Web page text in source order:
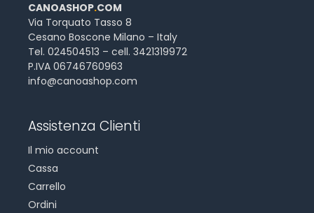
CANOASHOP.COM
Via Torquato Tasso 8
Cesano Boscone Milano – Italy
Tel. 024504513 – cell. 3421319972
P.IVA 06746760963
info@canoashop.com
Assistenza Clienti
Il mio account
Cassa
Carrello
Ordini